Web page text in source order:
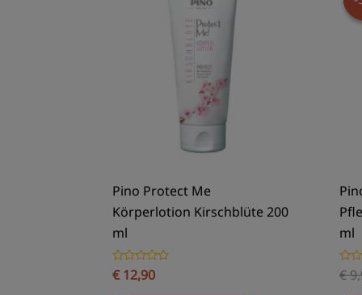
Pino Protect Me
Körperlotion Kirschblüte 200
ml
Bewertet
mit
€12,90
ml
mit
€